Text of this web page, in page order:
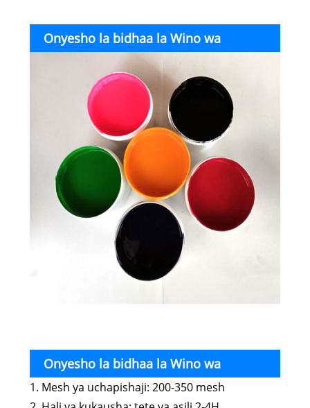
Onyesho la bidhaa la Wino wa
Uchapishaji wa Skrini ya Kuchapisha ya Air
Onyesho la bidhaa la Wino wa
Uchapishaji wa Skrini ya Kuchapisha ya Air
1. Mesh ya uchapishaji: 200-350 mesh